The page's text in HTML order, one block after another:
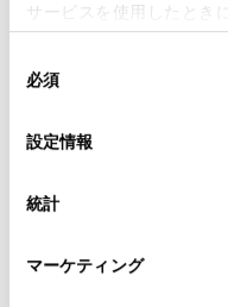
サービスを使用したとき
使用することがあります
デバイスにすべての
意したことになります
設定の変更、同意を撤
「Cookie（クッキー）情
必須
設定情報
統計
マーケティング
SUV
スポーツ
センチュリー